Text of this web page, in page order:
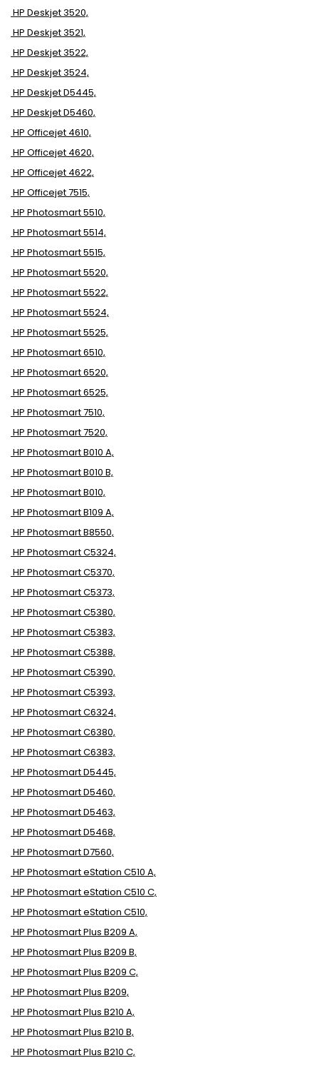
HP Deskjet 3520,
HP Deskjet 3521,
HP Deskjet 3522,
HP Deskjet 3524,
HP Deskjet D5445,
HP Deskjet D5460,
HP Officejet 4610,
HP Officejet 4620,
HP Officejet 4622,
HP Officejet 7515,
HP Photosmart 5510,
HP Photosmart 5514,
HP Photosmart 5515,
HP Photosmart 5520,
HP Photosmart 5522,
HP Photosmart 5524,
HP Photosmart 5525,
HP Photosmart 6510,
HP Photosmart 6520,
HP Photosmart 6525,
HP Photosmart 7510,
HP Photosmart 7520,
HP Photosmart B010 A,
HP Photosmart B010 B,
HP Photosmart B010,
HP Photosmart B109 A,
HP Photosmart B8550,
HP Photosmart C5324,
HP Photosmart C5370,
HP Photosmart C5373,
HP Photosmart C5380,
HP Photosmart C5383,
HP Photosmart C5388,
HP Photosmart C5390,
HP Photosmart C5393,
HP Photosmart C6324,
HP Photosmart C6380,
HP Photosmart C6383,
HP Photosmart D5445,
HP Photosmart D5460,
HP Photosmart D5463,
HP Photosmart D5468,
HP Photosmart D7560,
HP Photosmart eStation C510 A,
HP Photosmart eStation C510 C,
HP Photosmart eStation C510,
HP Photosmart Plus B209 A,
HP Photosmart Plus B209 B,
HP Photosmart Plus B209 C,
HP Photosmart Plus B209,
HP Photosmart Plus B210 A,
HP Photosmart Plus B210 B,
HP Photosmart Plus B210 C,